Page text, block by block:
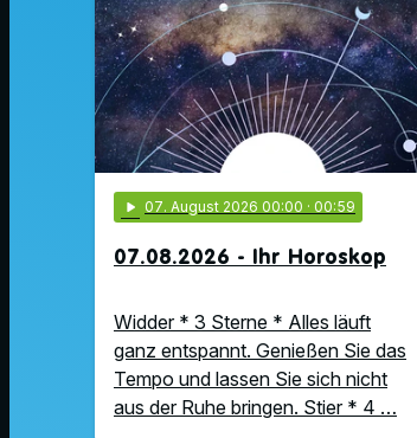
play_arrow 07. August 2026 00:00 · 00:59
07.08.2026 - Ihr Horoskop
Widder * 3 Sterne * Alles läuft
ganz entspannt. Genießen Sie das
Tempo und lassen Sie sich nicht
aus der Ruhe bringen. Stier * 4 …